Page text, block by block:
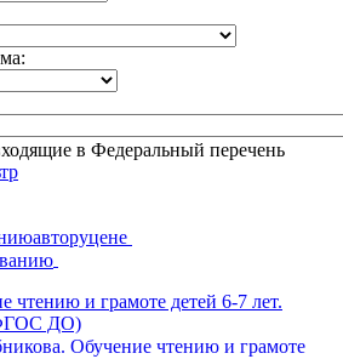
в Федеральный перечень
авторуцене
Обучение чтению и грамоте